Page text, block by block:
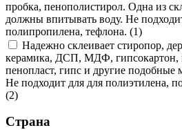
пробка, пенополистирол. Одна из
должны впитывать воду. Не
полипропилена, тефлона. (1)
Надежно склеивает стиропор,
керамика, ДСП, МДФ, гипсокартон,
пенопласт, гипс и другие подобные
Не подходит для для полиэтилена,
(2)
Страна